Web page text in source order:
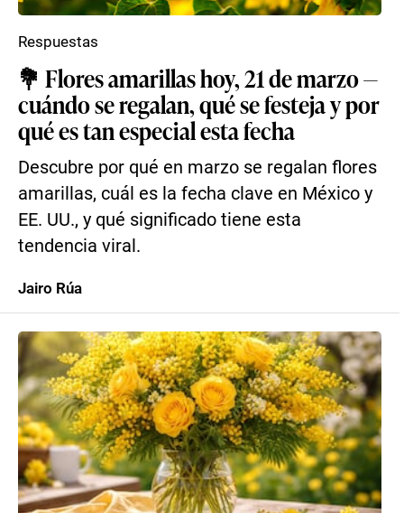
💐 Flores amarillas hoy, 21 de marzo —
cuándo se regalan, qué se festeja y por
qué es tan especial esta fecha
Descubre por qué en marzo se regalan flores
amarillas, cuál es la fecha clave en México y
EE. UU., y qué significado tiene esta
tendencia viral.
Respuestas
Jairo Rúa